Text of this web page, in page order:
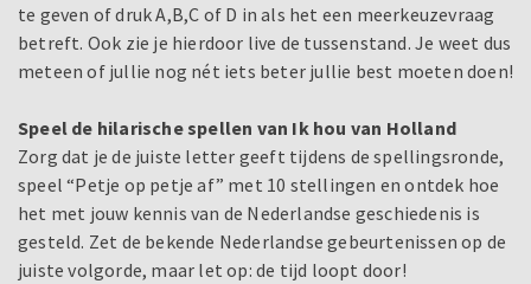
te geven of druk A,B,C of D in als het een meerkeuzevraag
betreft. Ook zie je hierdoor live de tussenstand. Je weet dus
meteen of jullie nog nét iets beter jullie best moeten doen!
Speel de hilarische spellen van Ik hou van Holland
Zorg dat je de juiste letter geeft tijdens de spellingsronde,
speel “Petje op petje af” met 10 stellingen en ontdek hoe
het met jouw kennis van de Nederlandse geschiedenis is
gesteld. Zet de bekende Nederlandse gebeurtenissen op de
juiste volgorde, maar let op: de tijd loopt door!